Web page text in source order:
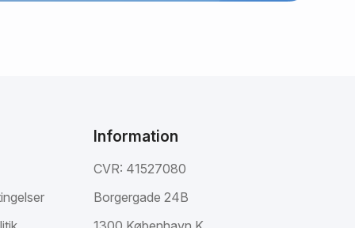
Information
CVR: 41527080
Borgergade 24B